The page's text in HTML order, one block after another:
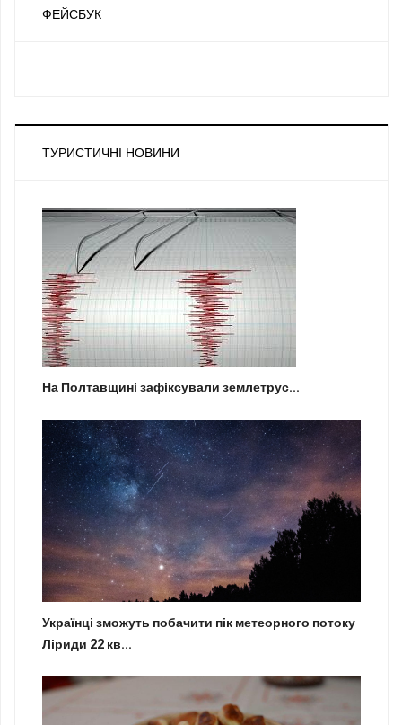
ФЕЙСБУК
ТУРИСТИЧНІ НОВИНИ
На Полтавщині зафіксували землетрус...
Українці зможуть побачити пік метеорного потоку
Ліриди 22 кв...